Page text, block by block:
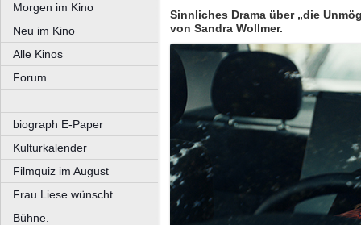
Morgen im Kino
Neu im Kino
Alle Kinos
Forum
––––––––––––––––––––
biograph E-Paper
Kulturkalender
Filmquiz im August
Frau Liese wünscht.
Bühne.
Sinnliches Drama über „die
von Sandra Wollmer.